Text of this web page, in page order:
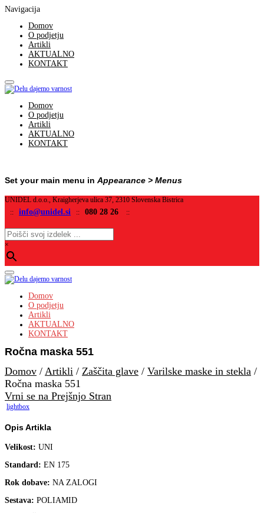
Navigacija
Domov
O podjetju
Artikli
AKTUALNO
KONTAKT
Domov
O podjetju
Artikli
AKTUALNO
KONTAKT
Set your main menu in Appearance > Menus
UNIDEL d.o.o., Kraigherjeva ulica 37, 2310 Slovenska Bistrica
:: info@unidel.si :: 080 28 26 ::
×
Domov
O podjetju
Artikli
AKTUALNO
KONTAKT
Ročna maska 551
Domov / Artikli / Zaščita glave / Varilske maske in stekla /
Ročna maska 551
Vrni se na Prejšnjo Stran
lightbox
Opis Artikla
Velikost: UNI
Standard: EN 175
Rok dobave: NA ZALOGI
Sestava: POLIAMID